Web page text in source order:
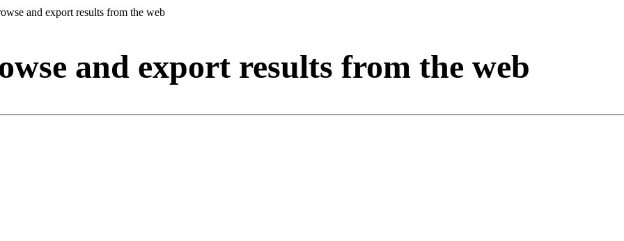
and export results from the web
and export results from the web